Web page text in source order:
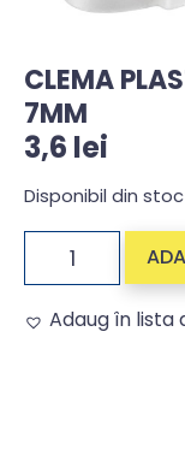
CLEMA
7MM
3,6 lei
Disponibil din stoc
Adaug în lista